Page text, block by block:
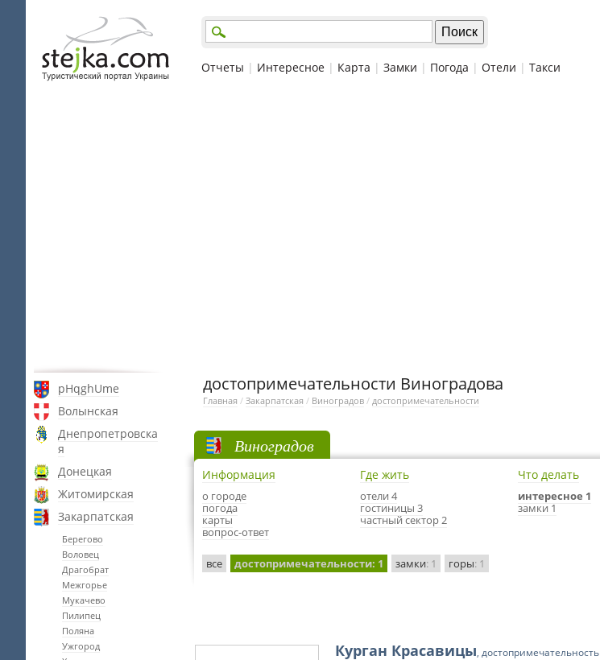
Отчеты | Интересное | Карта | Замки | Погода | Отели | Такси
pHqghUme
Волынская
Днепропетровска
я
Донецкая
Житомирская
Закарпатская
Берегово
Воловец
Драгобрат
Межгорье
Мукачево
Пилипец
Поляна
Ужгород
достопримечательности Виноградова
Главная / Закарпатская / Виноградов / достопримечательности
Виноградов
Информация
о городе
погода
карты
вопрос-ответ
Где жить
отели 4
гостиницы 3
частный сектор 2
Что делать
интересное 1
замки 1
все достопримечательности: 1 замки: 1 горы: 1
Курган Красавицы, достопримечательность